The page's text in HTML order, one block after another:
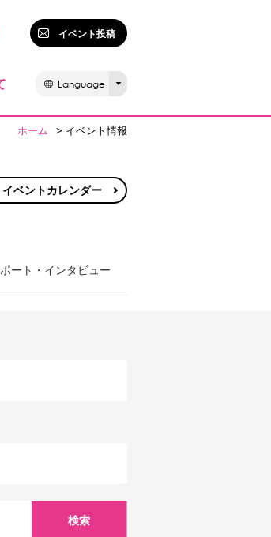
イベント投稿
Language
ホーム > イベント情報
イベントカレンダー
ート・インタビュー